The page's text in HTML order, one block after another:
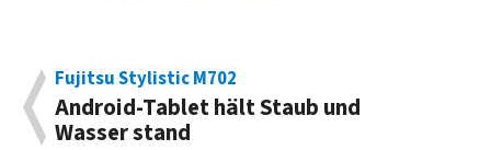
Fujitsu Stylistic M702
Android-Tablet hält Staub und
Wasser stand